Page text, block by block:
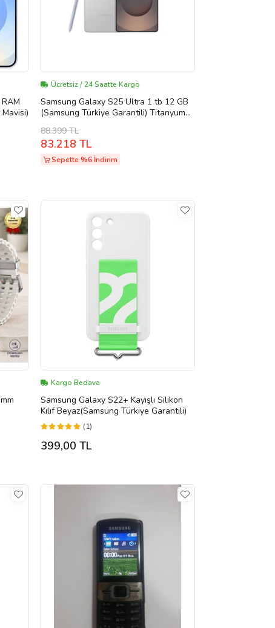
Ücretsiz / 24 Saatte Kargo
Samsung Galaxy S25 Ultra 1 tb 12 GB
(Samsung Türkiye Garantili) Titanyum
88.399 TL
83.218 TL
Sepette %6 İndirim
Kargo Bedava
Samsung Galaxy S22+ Kayışlı Silikon
Kılıf Beyaz(Samsung Türkiye Garantili)
(1)
399,00 TL